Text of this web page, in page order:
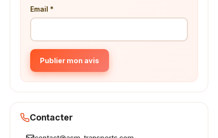
Email *
Publier mon avis
Contacter